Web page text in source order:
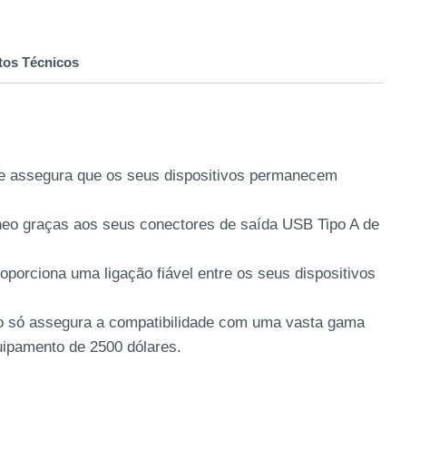
Técnicos
que os seus dispositivos permanecem
graças aos seus conectores de saída USB Tipo A de
uma ligação fiável entre os seus dispositivos
assegura a compatibilidade com uma vasta gama
de 2500 dólares.